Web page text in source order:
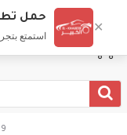
✕
حمل
استمتع
English